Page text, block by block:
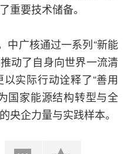
重要技术储备。
中广核通过一系列“新能
动了自身向世界一流清
实际行动诠释了“善用
国家能源结构转型与全
央企力量与实践样本。